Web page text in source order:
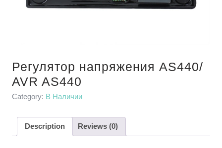
Регулятор напряжения AS440/
AVR AS440
Category: В Наличии
Description Reviews (0)